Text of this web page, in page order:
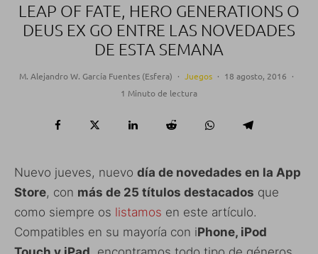
LEAP OF FATE, HERO GENERATIONS O
DEUS EX GO ENTRE LAS NOVEDADES
DE ESTA SEMANA
M. Alejandro W. García Fuentes (Esfera) · Juegos · 18 agosto, 2016 ·
1 Minuto de lectura
Nuevo jueves, nuevo día de novedades en la App
Store, con más de 25 títulos destacados que
como siempre os listamos en este artículo.
Compatibles en su mayoría con iPhone, iPod